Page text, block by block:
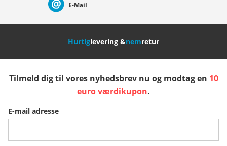
Converse står for individualitet og rebelsk ånd.
Wasted
Kustom
Nederland Italia (Italiano) Italien (Deutsch)
Slovenija
Belgique (Français) Danmark Norge
Flere lande
E-Mail
Hurtiglevering &nemretur
Tilmeld dig til vores nyhedsbrev nu og modtag en 10
euro værdikupon.
E-mail adresse